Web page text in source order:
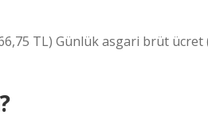
TL) Günlük asgari brüt ücret